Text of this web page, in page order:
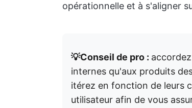
opérationnelle et à s'aligner
💡Conseil de pro :
internes qu'aux produits
itérez en fonction de leurs
utilisateur afin de vous